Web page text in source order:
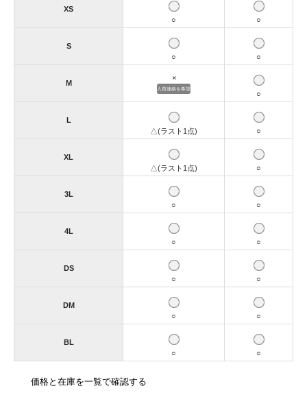
XS
○
○
S
○
○
M
×
入荷連絡を希望
○
L
△(ラスト1点)
○
XL
△(ラスト1点)
○
3L
○
○
4L
○
○
DS
○
○
DM
○
○
BL
○
○
価格と在庫を一覧で確認する